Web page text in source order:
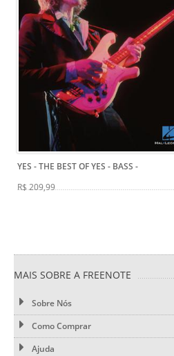
YES - THE BEST OF YES - BASS -
R$ 209,99
MAIS SOBRE A FREENOTE
Sobre Nós
Como Comprar
Ajuda